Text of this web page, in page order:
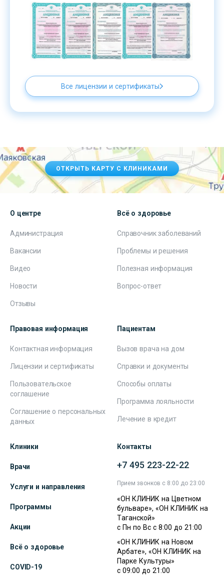
Все лицензии и сертификаты
ОТКРЫТЬ КАРТУ С КЛИНИКАМИ
О центре
Администрация
Вакансии
Видео
Новости
Отзывы
Всё о здоровье
Справочник заболеваний
Проблемы и решения
Полезная информация
Вопрос-ответ
Правовая информация
Контактная информация
Лицензии и сертификаты
Пользовательское
соглашение
Соглашение о персональных
данных
Пациентам
Вызов врача на дом
Справки и документы
Способы оплаты
Программа лояльности
Лечение в кредит
Клиники
Врачи
Услуги и направления
Программы
Акции
Всё о здоровье
COVID-19
Контакты
+7 495 223-22-22
Прием звонков с 8:00 до 23:00
«ОН КЛИНИК на Цветном
бульваре», «ОН КЛИНИК на
Таганской»
с Пн по Вс с 8:00 до 21:00
«ОН КЛИНИК на Новом
Арбате», «ОН КЛИНИК на
Парке Культуры»
с 09:00 до 21:00